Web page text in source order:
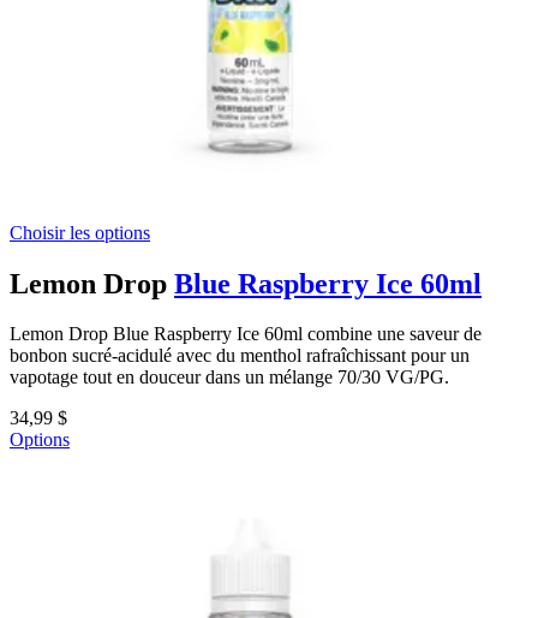
Choisir les options
Lemon Drop Blue Raspberry Ice 60ml
Lemon Drop Blue Raspberry Ice 60ml combine une saveur de
bonbon sucré-acidulé avec du menthol rafraîchissant pour un
vapotage tout en douceur dans un mélange 70/30 VG/PG.
34,99 $
Options